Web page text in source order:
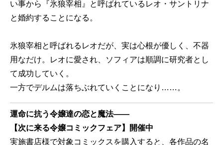
い事から『氷狼宰相』と呼ばれているレオ・サントリナ
と婚約することになる。
氷狼宰相と呼ばれるレオだが、実は心根が優しく、不器
用なだけ。レオに愛され、ソフィアは順調に研究者とし
て成功していく。
一方でデルムは落ちぶれていくことになり……。
運命に抗う令嬢達の恋と魔法――
【次に来る令嬢コミックフェア】開催中
実施書店様で対象コミックスを購入すると、各作品の名